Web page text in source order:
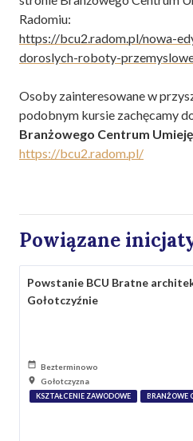
Radomiu:
https://bcu2.radom.pl/nowa-
doroslych-roboty-
Osoby zainteresowane w
podobnym kursie zachęcamy
Branżowego Centrum
https://bcu2.radom.pl/
Powiązane
Powstanie BCU Bratne
Gołotczyźnie
Bezterminowo
Gołotczyzna
KSZTAŁCENIE ZAWODOWE BRANŻOWE